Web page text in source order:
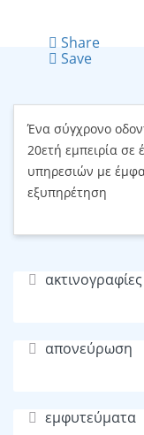
Share
Save
Ένα σύγχρονο
20ετή εμπειρία
υπηρεσιών με
εξυπηρέτηση
ακτινογραφίες
απονεύρωση
εμφυτεύματα